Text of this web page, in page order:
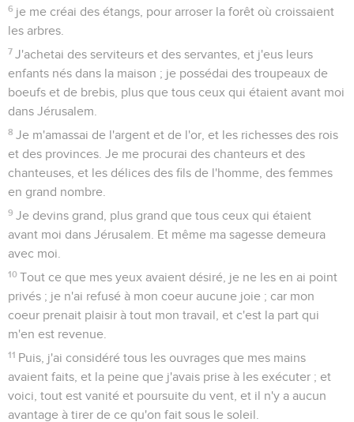
6 je me créai des étangs, pour arroser la forêt où croissaient
les arbres.
7 J'achetai des serviteurs et des servantes, et j'eus leurs
enfants nés dans la maison ; je possédai des troupeaux de
boeufs et de brebis, plus que tous ceux qui étaient avant moi
dans Jérusalem.
8 Je m'amassai de l'argent et de l'or, et les richesses des rois
et des provinces. Je me procurai des chanteurs et des
chanteuses, et les délices des fils de l'homme, des femmes
en grand nombre.
9 Je devins grand, plus grand que tous ceux qui étaient
avant moi dans Jérusalem. Et même ma sagesse demeura
avec moi.
10 Tout ce que mes yeux avaient désiré, je ne les en ai point
privés ; je n'ai refusé à mon coeur aucune joie ; car mon
coeur prenait plaisir à tout mon travail, et c'est la part qui
m'en est revenue.
11 Puis, j'ai considéré tous les ouvrages que mes mains
avaient faits, et la peine que j'avais prise à les exécuter ; et
voici, tout est vanité et poursuite du vent, et il n'y a aucun
avantage à tirer de ce qu'on fait sous le soleil.